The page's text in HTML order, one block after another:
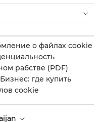
о файлах cookie
рабстве (PDF)
Бизнес: где купить
cookie